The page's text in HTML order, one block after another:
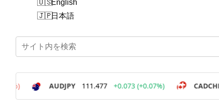
English
日本語